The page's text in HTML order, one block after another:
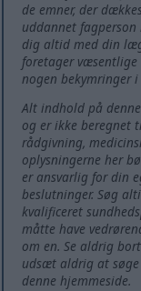
de emner, der
uddannet
dig altid med din
foretager
nogen bekymringer
Alt indhold på
og er ikke beregnet
rådgivning,
oplysningerne her
er ansvarlig for din
beslutninger. Søg
kvalificeret
måtte have
om en. Se aldrig
udsæt aldrig at
denne hjemmeside.